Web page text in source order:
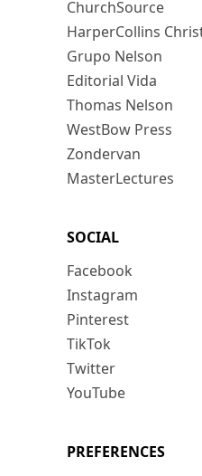
ChurchSource
HarperCollins
Grupo Nelson
Editorial Vida
Thomas Nelson
WestBow Press
Zondervan
MasterLectures
SOCIAL
Facebook
Instagram
Pinterest
TikTok
Twitter
YouTube
PREFERENCES